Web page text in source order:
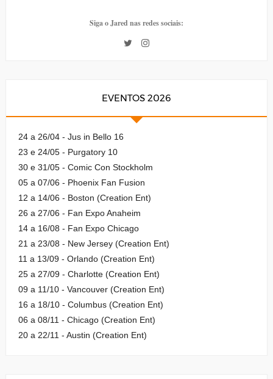
Siga o Jared nas redes sociais:
EVENTOS 2026
24 a 26/04 - Jus in Bello 16
23 e 24/05 - Purgatory 10
30 e 31/05 - Comic Con Stockholm
05 a 07/06 - Phoenix Fan Fusion
12 a 14/06 - Boston (Creation Ent)
26 a 27/06 - Fan Expo Anaheim
14 a 16/08 - Fan Expo Chicago
21 a 23/08 - New Jersey (Creation Ent)
11 a 13/09 - Orlando (Creation Ent)
25 a 27/09 - Charlotte (Creation Ent)
09 a 11/10 - Vancouver (Creation Ent)
16 a 18/10 - Columbus (Creation Ent)
06 a 08/11 - Chicago (Creation Ent)
20 a 22/11 - Austin (Creation Ent)